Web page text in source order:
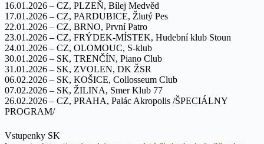
16.01.2026 – CZ, PLZEŇ, Bílej Medvěd
17.01.2026 – CZ, PARDUBICE, Žlutý Pes
22.01.2026 – CZ, BRNO, První Patro
23.01.2026 – CZ, FRÝDEK-MÍSTEK, Hudební klub Stoun
24.01.2026 – CZ, OLOMOUC, S-klub
30.01.2026 – SK, TRENČÍN, Piano Club
31.01.2026 – SK, ZVOLEN, DK ŽSR
06.02.2026 – SK, KOŠICE, Collosseum Club
07.02.2026 – SK, ŽILINA, Smer Klub 77
26.02.2026 – CZ, PRAHA, Palác Akropolis /ŠPECIÁLNY
PROGRAM/
Vstupenky SK